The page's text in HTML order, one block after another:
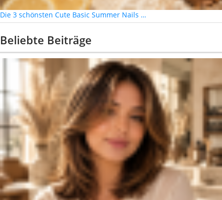
Die 3 schönsten Cute Basic Summer Nails …
Beliebte Beiträge